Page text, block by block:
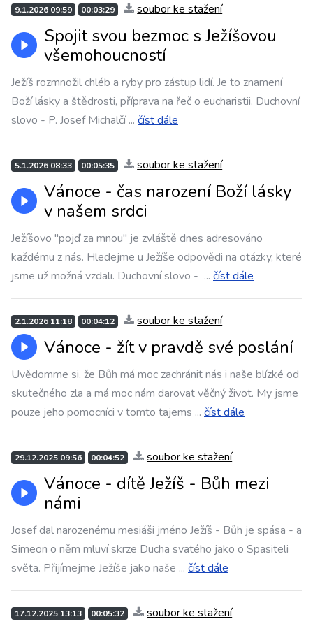
9.1.2026 09:59 00:03:29 soubor ke stažení
Spojit svou bezmoc s Ježíšovou
všemohoucností
Ježíš rozmnožil chléb a ryby pro zástup lidí. Je to znamení
Boží lásky a štědrosti, příprava na řeč o eucharistii. Duchovní
slovo - P. Josef Michalčí... číst dále
5.1.2026 08:33 00:05:35 soubor ke stažení
Vánoce - čas narození Boží lásky
v našem srdci
Ježíšovo "pojď za mnou" je zvláště dnes adresováno
každému z nás. Hledejme u Ježíše odpovědi na otázky, které
jsme už možná vzdali. Duchovní slovo - ... číst dále
2.1.2026 11:18 00:04:12 soubor ke stažení
Vánoce - žít v pravdě své poslání
Uvědomme si, že Bůh má moc zachránit nás i naše blízké od
skutečného zla a má moc nám darovat věčný život. My jsme
pouze jeho pomocníci v tomto tajems ... číst dále
29.12.2025 09:56 00:04:52 soubor ke stažení
Vánoce - dítě Ježíš - Bůh mezi
námi
Josef dal narozenému mesiáši jméno Ježíš - Bůh je spása - a
Simeon o něm mluví skrze Ducha svatého jako o Spasiteli
světa. Přijímejme Ježíše jako naše ... číst dále
17.12.2025 13:13 00:05:32 soubor ke stažení